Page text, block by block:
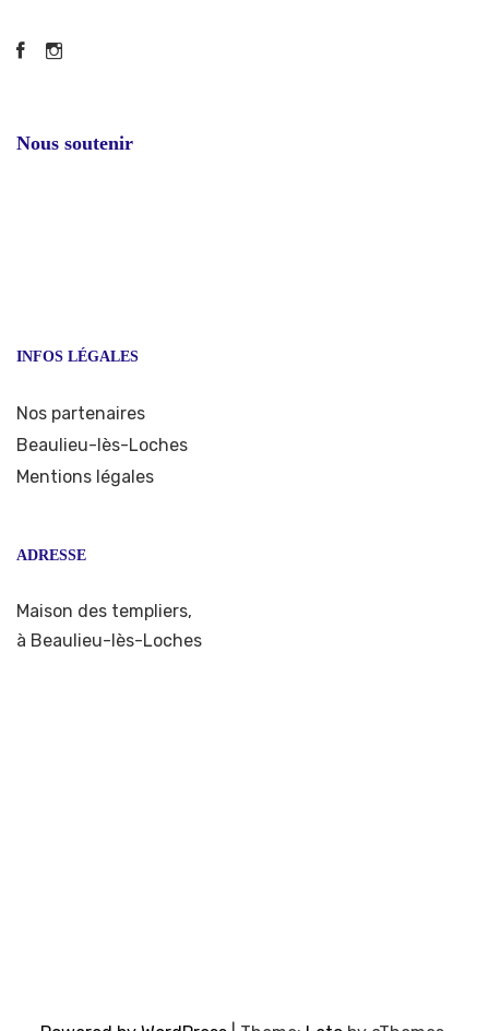
Facebook
Instagram
Nous soutenir
INFOS LÉGALES
Nos partenaires
Beaulieu-lès-Loches
Mentions légales
ADRESSE
Maison des templiers,
à Beaulieu-lès-Loches